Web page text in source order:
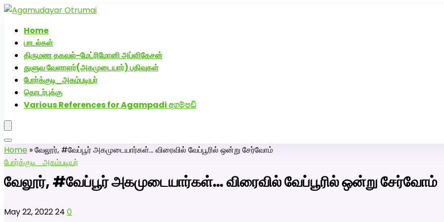
Home
பாடல்கள்
திருமண தகவல்-மேட்ரிமோனி அப்ளிகேசன்
துளுவ வேளாளர்(அகமுடையார்) பதிவுகள்
போர்க்குடி_அகம்படியர்
தொடர்புக்கு
Various References for Agampadi අගම්පඩි
Home »வேலூர், #வேப்பூர் அகமுடையார்கள்… விரைவில் வேப்பூரில் ஒன்று சேர்வோம்
போர்க்குடி_அகம்படியர்
வேலூர், #வேப்பூர் அகமுடையார்கள்… விரைவில் வேப்பூரில் ஒன்று சேர்வோம்
May 22, 202224 0
அகமுடையார் திருமண வரன்களுக்கு அகமுடையார்மேட்ரி-பெண் வீட்டாருக்கு 100% இலவச திருமண சேவை! வாட்ஸப் எண்: